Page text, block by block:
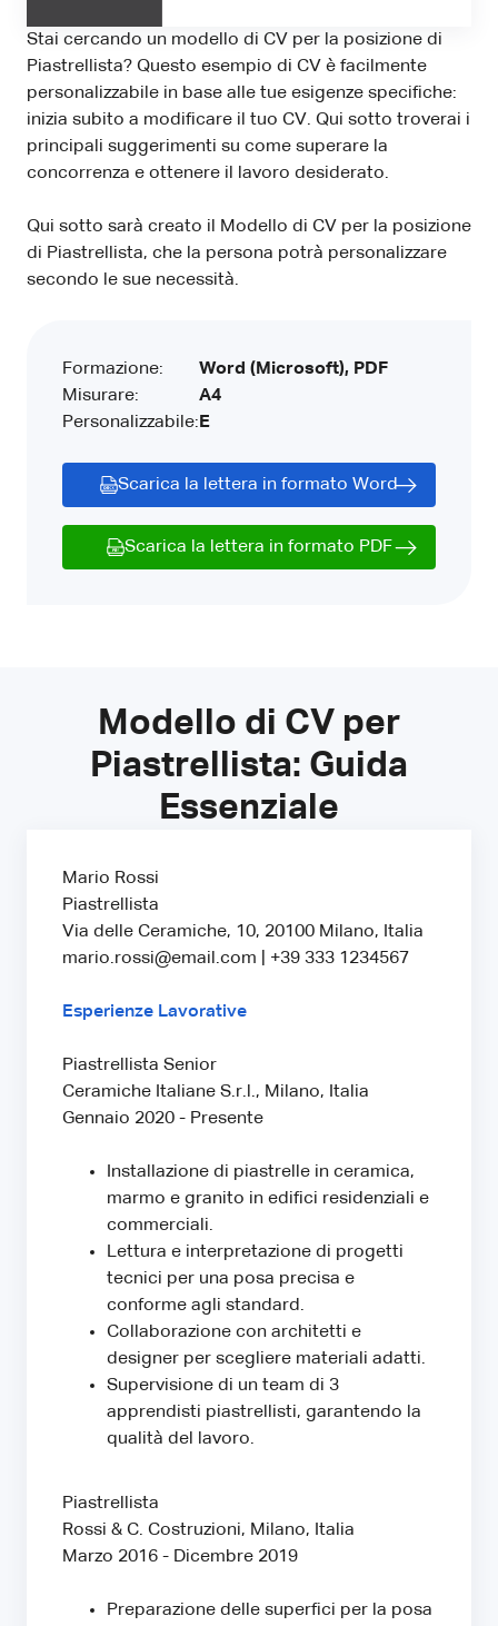
Stai cercando un modello di CV per la posizione di
Piastrellista? Questo esempio di CV è facilmente
personalizzabile in base alle tue esigenze specifiche:
inizia subito a modificare il tuo CV. Qui sotto troverai i
principali suggerimenti su come superare la
concorrenza e ottenere il lavoro desiderato.
Qui sotto sarà creato il Modello di CV per la posizione
di Piastrellista, che la persona potrà personalizzare
secondo le sue necessità.
Formazione:
Misurare:
Personalizzabile:
Word (Microsoft), PDF
A4
E
Scarica la lettera in formato Word
Scarica la lettera in formato PDF
Modello di CV per
Piastrellista: Guida
Essenziale
Mario Rossi
Piastrellista
Via delle Ceramiche, 10, 20100 Milano, Italia
mario.rossi@email.com | +39 333 1234567
Esperienze Lavorative
Piastrellista Senior
Ceramiche Italiane S.r.l., Milano, Italia
Gennaio 2020 - Presente
Installazione di piastrelle in ceramica,
marmo e granito in edifici residenziali e
commerciali.
Lettura e interpretazione di progetti
tecnici per una posa precisa e
conforme agli standard.
Collaborazione con architetti e
designer per scegliere materiali adatti.
Supervisione di un team di 3
apprendisti piastrellisti, garantendo la
qualità del lavoro.
Piastrellista
Rossi & C. Costruzioni, Milano, Italia
Marzo 2016 - Dicembre 2019
Preparazione delle superfici per la posa